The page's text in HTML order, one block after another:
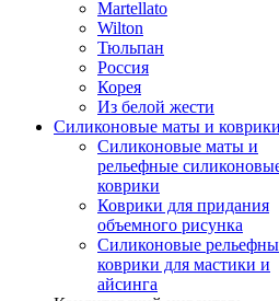
Martellato
Wilton
Тюльпан
Россия
Корея
Из белой жести
Силиконовые маты и коврики
Силиконовые маты и
рельефные
коврики
Коврики для придания
объемного рисунка
Силиконовые
коврики для мастики и
айсинга